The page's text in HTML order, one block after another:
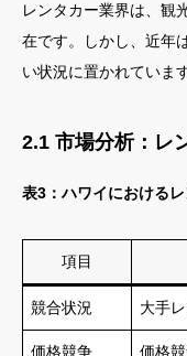
レンタカー業界は、観
在です。しかし、近年
い状況に置かれています
2.1 市場分析：レ
表3：ハワイにおける
項目
競合状況 大手
価格競争 価格